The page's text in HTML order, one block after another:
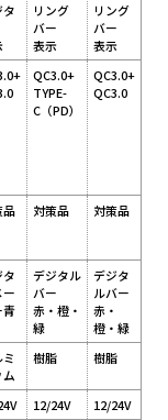
タ
リング
バー
表示
リング
バー
表示
QC3.0+
TYPE-
C（PD）
QC3.0+
QC3.0
品 対策品 対策品
タ
ー
青
デジタル
バー
赤・橙・
緑
デジタ
ルバー
赤・
橙・緑
ム
樹脂 樹脂
12/24V 12/24V